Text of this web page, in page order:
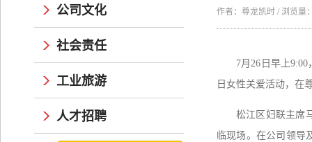
作者：尊龙凯时 / 浏览
7月26 日早上9:00
日女性关爱活动，
松江区妇联主席
临现场。在公司领
公司文化
社会责任
工业旅游
人才招聘